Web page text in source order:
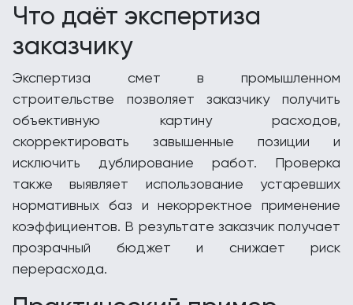
Что даёт экспертиза
заказчику
Экспертиза смет в промышленном
строительстве позволяет заказчику получить
объективную картину расходов,
скорректировать завышенные позиции и
исключить дублирование работ. Проверка
также выявляет использование устаревших
нормативных баз и некорректное применение
коэффициентов. В результате заказчик получает
прозрачный бюджет и снижает риск
перерасхода.